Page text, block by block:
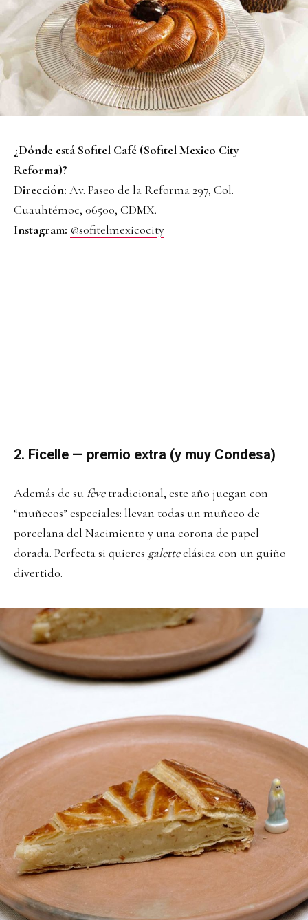
¿Dónde está Sofitel Café (Sofitel Mexico City
Reforma)?
Dirección: Av. Paseo de la Reforma 297, Col.
Cuauhtémoc, 06500, CDMX.
Instagram: @sofitelmexicocity
2. Ficelle — premio extra (y muy Condesa)
Además de su fèvetradicional, este año juegan con
“muñecos” especiales: llevan todas un muñeco de
porcelana del Nacimiento y una corona de papel
dorada. Perfecta si quieres galetteclásica con un guiño
divertido.